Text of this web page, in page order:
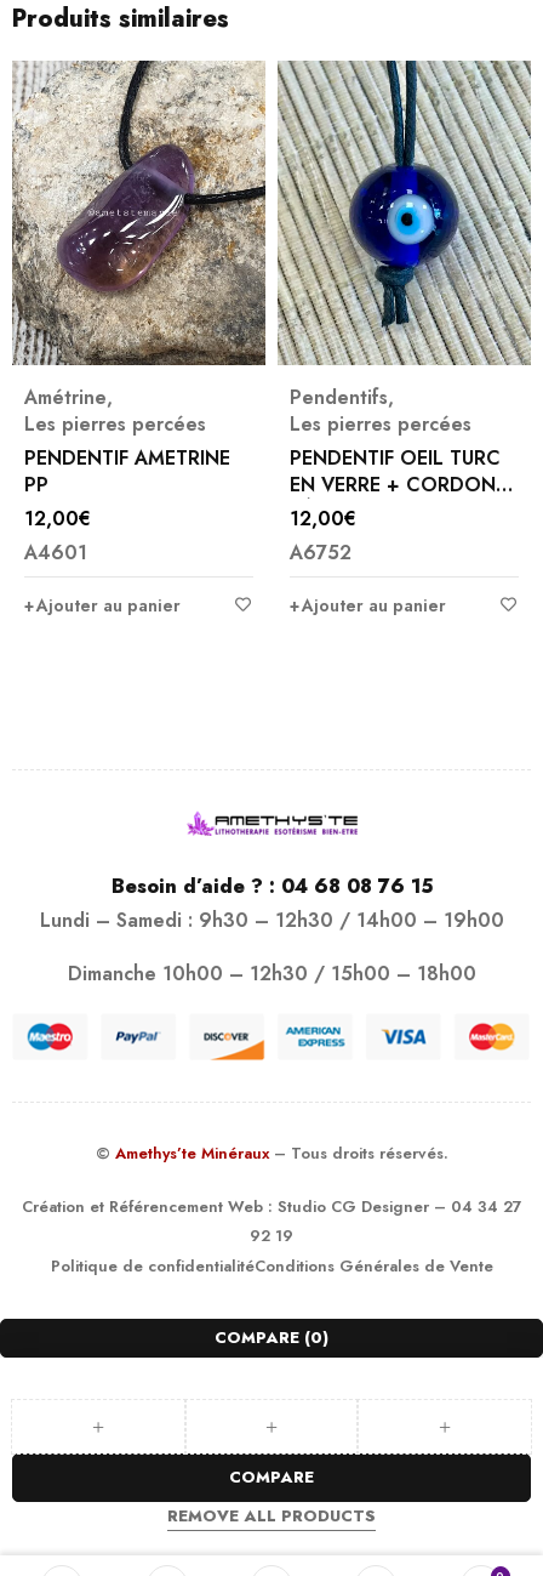
Produits similaires
Amétrine,
Les pierres percées
PENDENTIF AMETRINE
PP
12,00€
A4601
Ajouter au panier
Pendentifs,
Les pierres percées
PENDENTIF OEIL TURC
EN VERRE + CORDON
RÉGLABLE
12,00€
A6752
Ajouter au panier
Besoin d’aide ? : 04 68 08 76 15
Lundi – Samedi : 9h30 – 12h30 / 14h00 – 19h00
Dimanche 10h00 – 12h30 / 15h00 – 18h00
© Amethys’te Minéraux – Tous droits réservés.
Création et Référencement Web : Studio CG Designer– 04 34 27
92 19
Politique de confidentialitéConditions Générales de Vente
COMPARE (0)
COMPARE
REMOVE ALL PRODUCTS